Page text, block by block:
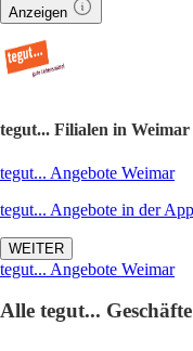
Anzeigen
tegut... Filialen in
tegut... Angebote Weimar
tegut... Angebote in der
WEITER
tegut... Angebote Weimar
Alle tegut...